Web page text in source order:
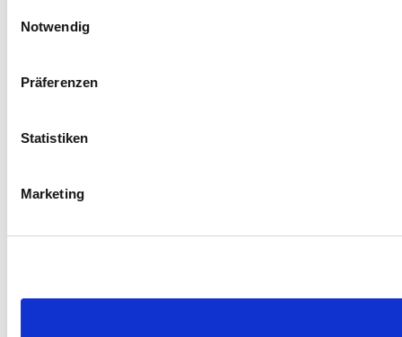
Notwendig
Präferenzen
Statistiken
Marketing